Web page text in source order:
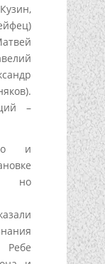
–
и
но
Ребе